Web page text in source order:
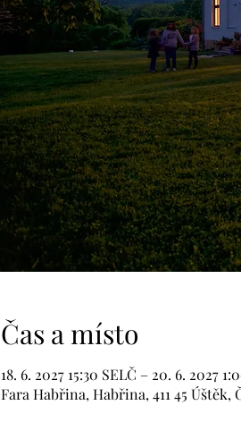
Čas a místo
18. 6. 2027 15:30 SELČ – 20. 6. 2027
Fara Habřina, Habřina, 411 45 Úštěk,